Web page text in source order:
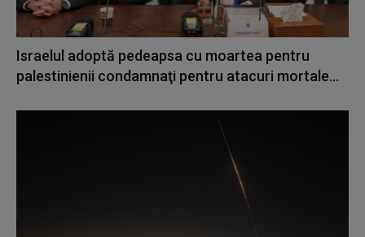
Israelul adoptă pedeapsa cu moartea pentru
palestinienii condamnaţi pentru atacuri mortale...